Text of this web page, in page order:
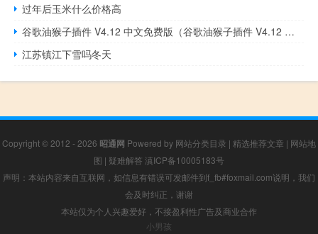
过年后玉米什么价格高
谷歌油猴子插件 V4.12 中文免费版（谷歌油猴子插件 V4.12 中文免费版功能简介）
江苏镇江下雪吗冬天
Copyright © 2012 - 2026 昭通网 Powered by 网站分类目录 | 精选推荐文章 | 网站地
图 | 疑难解答 滇ICP备10005183号
声明：本站内容来自互联网，如信息有错误可发邮件到f_fb#foxmail.com说明，我们
会及时纠正，谢谢
本站仅为个人兴趣爱好，不接盈利性广告及商业合作
小男孩